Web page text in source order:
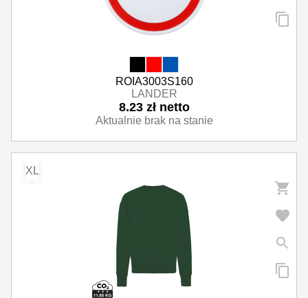
ROIA3003S160
LANDER
8.23 zł netto
Aktualnie brak na stanie
XL